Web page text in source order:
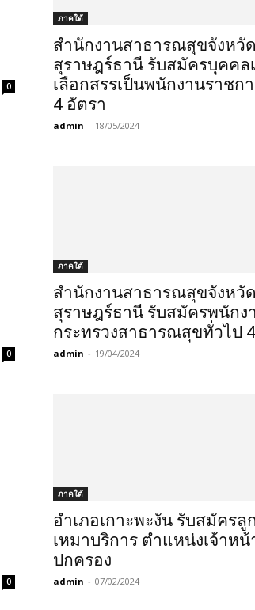
0
ภาคใต้
สำนักงานสาธารณสุขจังหวัด
สุราษฎร์ธานี รับสมัครบุคคล
เลือกสรรเป็นพนักงานราชก
4 อัตรา
admin - 18/05/2024
0
ภาคใต้
สำนักงานสาธารณสุขจังหวัด
สุราษฎร์ธานี รับสมัครพนักง
กระทรวงสาธารณสุขทั่วไป
admin - 19/04/2024
0
ภาคใต้
อำเภอเกาะพะงัน รับสมัครลู
เหมาบริการ ตำแหน่งเจ้าหน้
ปกครอง
admin - 07/02/2024